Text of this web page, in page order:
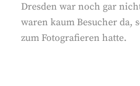
Dresden war noch gar
waren kaum Besucher da,
zum Fotografieren hatte.